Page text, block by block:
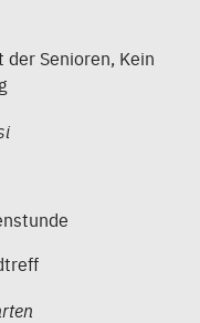
Senioren, Kein